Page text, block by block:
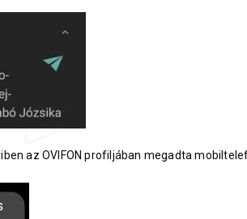
az OVIFON profiljában megadta